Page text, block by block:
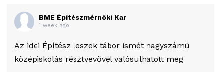
BME Építészmérnöki Kar
1 week ago
Az idei Építész leszek tábor ismét nagyszámú
középiskolás résztvevővel valósulhatott meg.